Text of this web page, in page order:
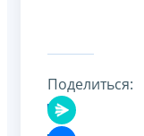
Поделиться: